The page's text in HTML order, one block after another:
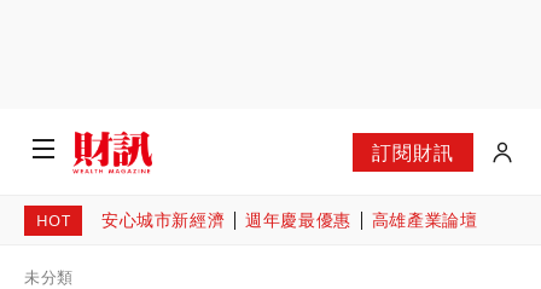
訂閱財訊
HOT 安心城市新經濟 週年慶最優惠 高雄產業論壇
未分類